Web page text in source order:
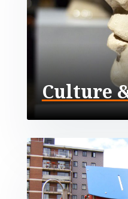
Culture